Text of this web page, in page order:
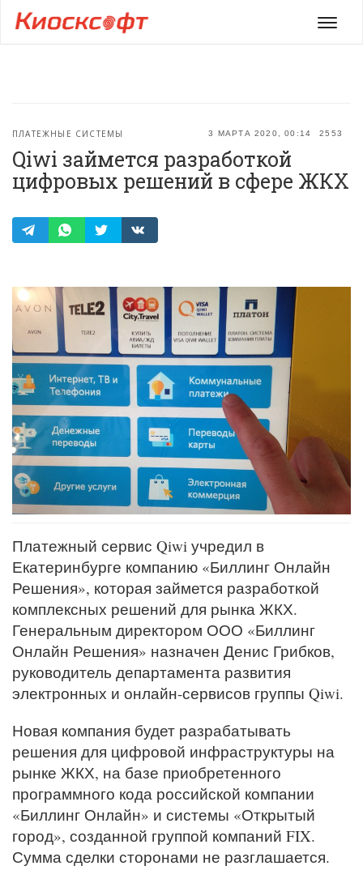
Меню
3 МАРТА 2020, 00:14 2553
ПЛАТЕЖНЫЕ СИСТЕМЫ
Qiwi займется разработкой
цифровых решений в сфере ЖКХ
Платежный сервис Qiwi учредил в
Екатеринбурге компанию «Биллинг Онлайн
Решения», которая займется разработкой
комплексных решений для рынка ЖКХ.
Генеральным директором ООО «Биллинг
Онлайн Решения» назначен Денис Грибков,
руководитель департамента развития
электронных и онлайн-сервисов группы Qiwi.
Новая компания будет разрабатывать
решения для цифровой инфраструктуры на
рынке ЖКХ, на базе приобретенного
программного кода российской компании
«Биллинг Онлайн» и системы «Открытый
город», созданной группой компаний FIX.
Сумма сделки сторонами не разглашается.